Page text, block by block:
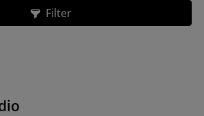
Filter